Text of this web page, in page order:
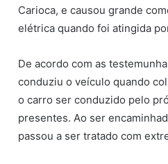
Carioca, e causou grande
elétrica quando foi atingida
De acordo com as
conduziu o veículo quando
o carro ser conduzido pelo
presentes. Ao ser
passou a ser tratado com